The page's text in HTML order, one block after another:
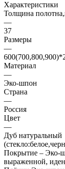
Характеристики
Толщина
—
37
Размеры
—
Материал
—
Эко-шпон
Страна
—
Россия
Цвет
—
Дуб натуральный
Покрытие – Эко-
выраженной,